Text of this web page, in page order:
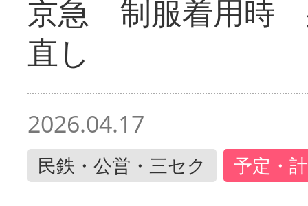
京急 制服着用時
直し
2026.04.17
民鉄・公営・三セク 予定・